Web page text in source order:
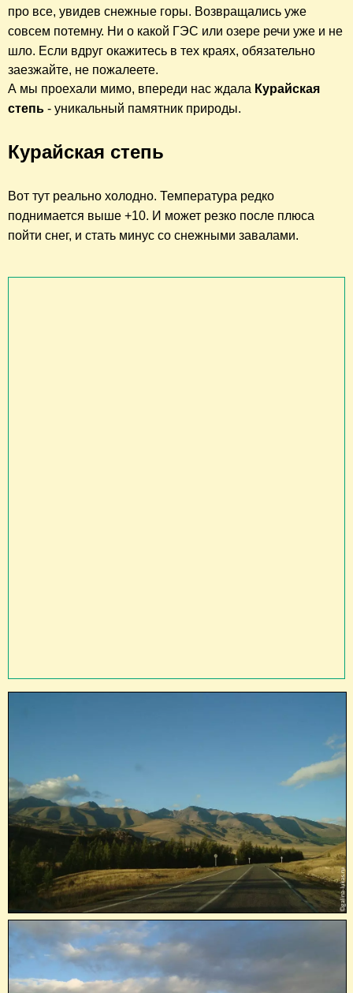
про все, увидев снежные горы. Возвращались уже
совсем потемну. Ни о какой ГЭС или озере речи уже и не
шло. Если вдруг окажитесь в тех краях, обязательно
заезжайте, не пожалеете.
А мы проехали мимо, впереди нас ждала Курайская
степь - уникальный памятник природы.
Курайская степь
Вот тут реально холодно. Температура редко
поднимается выше +10. И может резко после плюса
пойти снег, и стать минус со снежными завалами.